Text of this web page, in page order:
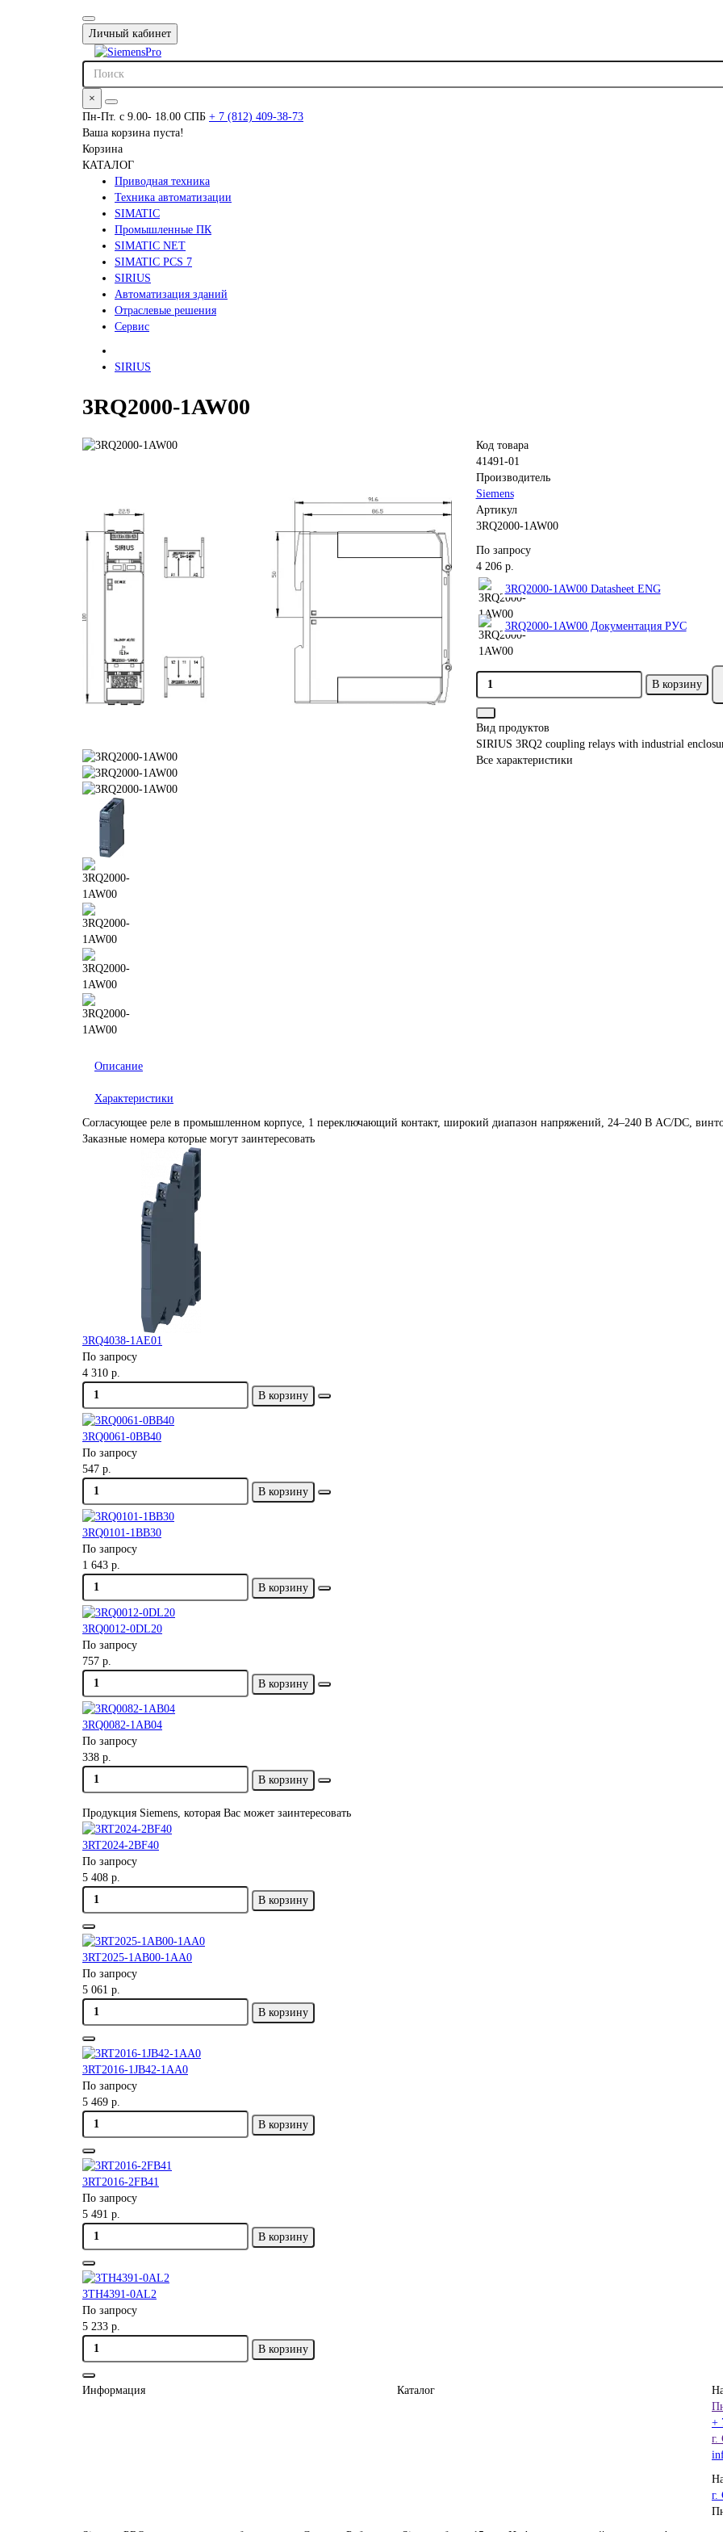
Личный кабинет
×
Пн-Пт. с 9.00- 18.00 СПБ + 7 (812) 409-38-73
Ваша корзина пуста!
Корзина
КАТАЛОГ
Приводная техника
Техника автоматизации
SIMATIC
Промышленные ПК
SIMATIC NET
SIMATIC PCS 7
SIRIUS
Автоматизация зданий
Отраслевые решения
Сервис
SIRIUS
3RQ2000-1AW00
Код товара
41491-01
Производитель
Siemens
Артикул
3RQ2000-1AW00
По запросу
4 206 р.
3RQ2000-1AW00 Datasheet ENG
3RQ2000-1AW00 Документация РУС
В корзину
Вид продуктов
SIRIUS 3RQ2 coupling relays with industrial
Все характеристики
Описание
Характеристики
Согласующее реле в промышленном корпусе, 1 переключающий контакт, широкий диапазон напряжений, 24–240 В AC/DC,
Заказные номера которые могут заинтересовать
3RQ4038-1AE01
По запросу
4 310 р.
В корзину
3RQ0061-0BB40
По запросу
547 р.
В корзину
3RQ0101-1BB30
По запросу
1 643 р.
В корзину
3RQ0012-0DL20
По запросу
757 р.
В корзину
3RQ0082-1AB04
По запросу
338 р.
В корзину
Продукция Siemens, которая Вас может заинтересовать
3RT2024-2BF40
По запросу
5 408 р.
В корзину
3RT2025-1AB00-1AA0
По запросу
5 061 р.
В корзину
3RT2016-1JB42-1AA0
По запросу
5 469 р.
В корзину
3RT2016-2FB41
По запросу
5 491 р.
В корзину
3TH4391-0AL2
По запросу
5 233 р.
В корзину
Информация Каталог
+
г.
г.